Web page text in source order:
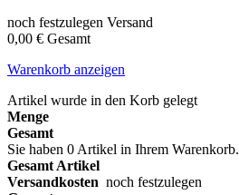
noch festzulegen Versand
0,00 € Gesamt
Warenkorb anzeigen
Artikel wurde in den Korb gelegt
Menge
Gesamt
Sie haben 0 Artikel in Ihrem Warenkorb.
Gesamt Artikel
Versandkosten noch festzulegen